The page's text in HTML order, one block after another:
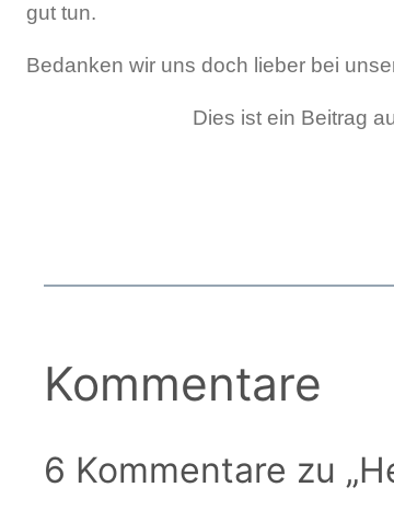
gut tun.
Bedanken wir uns doch lieber bei
Dies ist ein Beitrag
Kommentare
6 Kommentare zu